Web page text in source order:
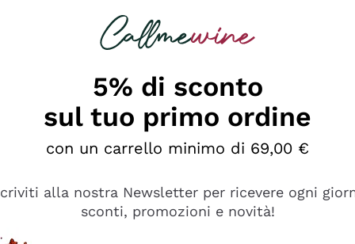
5% di sconto
sul tuo primo ordine
con un carrello minimo di 69,00 €
alla nostra Newsletter per ricevere ogni
sconti, promozioni e novità!